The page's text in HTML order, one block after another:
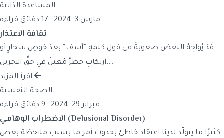
المساعدة الذاتية
مارس 3, 2024
· 17 دقائق قراءة
ثقافة الاعتذار
قَدْ يُواجِهُ البعض صعوبةً في قولِ كلمةِ “آسف” بعدَ خوضِ شجارٍ أو
ارتكابِ خطأٍ مُعينْ في حقِّ الآخرين،…
الصحة النفسية
فبراير 29, 2024
· 9 دقائق قراءة
الاضطراب الوهامي (Delusional Disorder)
كثيرًا ما يتولّد لدينا اعتقاد خاطئ بحدوث أمر ما بسبب ملاحظة بعض